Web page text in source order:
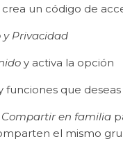
un código de
y Privacidad
y activa la opción
funciones que
Compartir en familia
el mismo